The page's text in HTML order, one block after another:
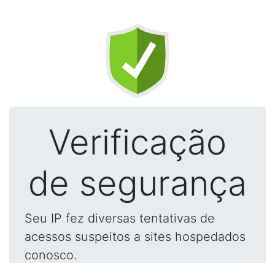
Verificação
de segurança
Seu IP fez diversas tentativas de
acessos suspeitos a sites hospedados
conosco.